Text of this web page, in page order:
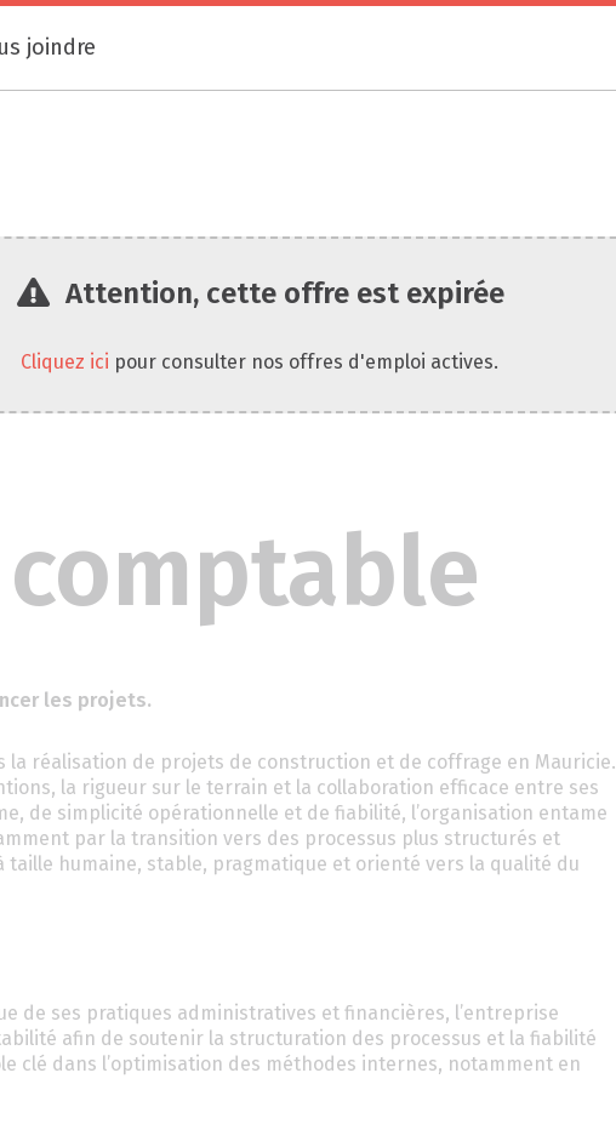
joindre
Attention, cette offre est expirée
Cliquez ici pour consulter nos offres d'emploi actives.
les projets.
la réalisation de projets de construction et de coffrage en Mauricie.
la rigueur sur le terrain et la collaboration efficace entre ses
de simplicité opérationnelle et de fiabilité, l’organisation entame
par la transition vers des processus plus structurés et
humaine, stable, pragmatique et orienté vers la qualité du
de ses pratiques administratives et financières, l’entreprise
afin de soutenir la structuration des processus et la fiabilité
clé dans l’optimisation des méthodes internes, notamment en